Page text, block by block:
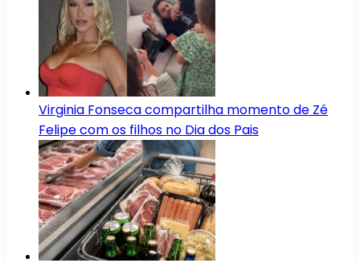
Virginia Fonseca compartilha momento de Zé
Felipe com os filhos no Dia dos Pais